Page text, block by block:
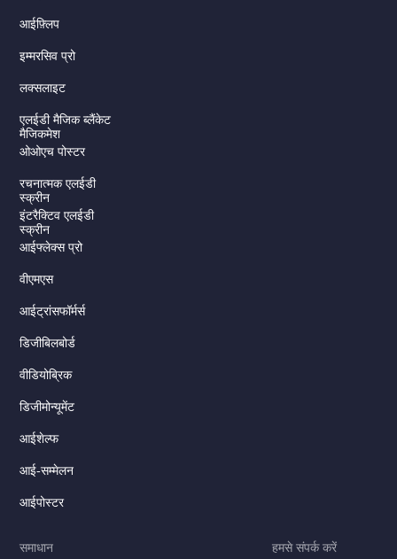
आईफ़्लिप
इम्मरसिव प्रो
लक्सलाइट
एलईडी मैजिक ब्लैंकेट
मैजिकमेश
ओओएच पोस्टर
रचनात्मक एलईडी
स्क्रीन
इंटरैक्टिव एलईडी
स्क्रीन
आईफ्लेक्स प्रो
वीएमएस
आईट्रांसफॉर्मर्स
डिजीबिलबोर्ड
वीडियोब्रिक
डिजीमोन्यूमेंट
आईशेल्फ
आई-सम्मेलन
आईपोस्टर
समाधान हमसे संपर्क करें
Korean
Italian
Dutch
Serbian